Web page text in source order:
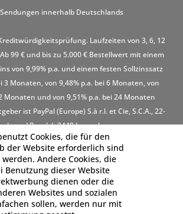
innerhalb Deutschlands
Laufzeiten von 3, 6, 12
99 € und bis zu 5.000 € Bestellwert mit einem
von 9,99% p.a. und einem festen Sollzinssatz
3 Monaten, von 9,48% p.a. bei 6 Monaten, von
Monaten und von 9,51% p.a. bei 24 Monaten
ist PayPal (Europe) S.à r.l. et Cie, S.C.A., 22-
Royal, L-2449 Luxembourg
Cookies, die für den
der Website erforderlich sind
Andere Cookies, die
Benutzung dieser Website
dienen oder die
Websites und sozialen
sollen, werden nur mit